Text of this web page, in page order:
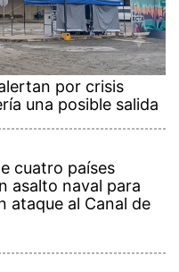
por crisis
una posible salida
cuatro países
asalto naval para
ataque al Canal de